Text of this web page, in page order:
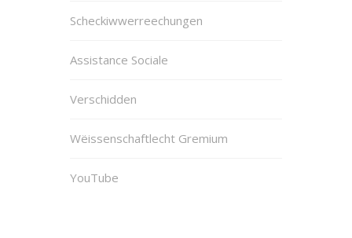
Scheckiwwerreechungen
Assistance Sociale
Verschidden
Wëissenschaftlecht Gremium
YouTube